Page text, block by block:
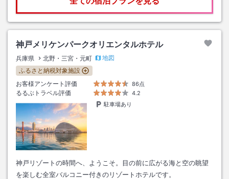
神戸メリケンパークオリエンタルホテル
兵庫県 北野・三宮・元町
地図
ふるさと納税対象施設
お客様アンケート評価
86点
るるぶトラベル評価
4.2
駐車場あり
神戸リゾートの時間へ、ようこそ。目の前に広がる海と空の眺望
を楽しむ全室バルコニー付きのリゾートホテルです。